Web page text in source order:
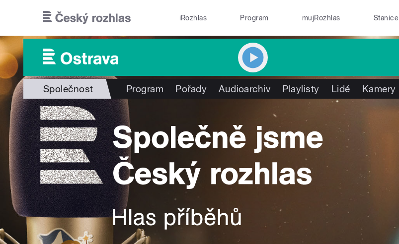
iRozhlas Program mujRozhlas Stanice
Společnost Program Pořady Audioarchiv Playlisty Lidé Kamery